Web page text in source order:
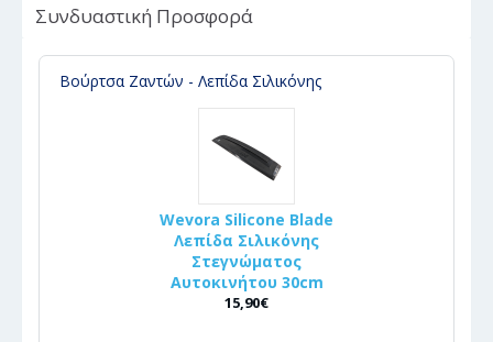
Συνδυαστική Προσφορά
Βούρτσα Ζαντών - Λεπίδα Σιλικόνης
Wevora Silicone Blade
Λεπίδα Σιλικόνης
Στεγνώματος
Αυτοκινήτου 30cm
15,90€